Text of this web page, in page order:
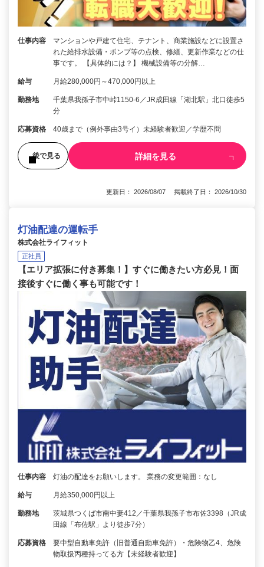
仕事内容
マンションや戸建て住宅、テナント、商業施設などに設置さ
れた給排水設備・ポンプ等の点検、修繕、更新作業などの仕
事です。 【具体的には？】 機械設備等の分解…
給与 月給280,000円～470,000円以上
勤務地
千葉県我孫子市中峠1150-6／JR成田線「湖北駅」北口徒歩5
分
応募資格 40歳まで（例外事由3号イ）未経験者歓迎／学歴不問
後で見る 詳細を見る
更新日： 2026/08/07 掲載終了日： 2026/10/30
灯油配達の運転手
株式会社ライフィット
正社員
【エリア拡張に付き募集！】すぐに働きたい方必見！面
接後すぐに働く事も可能です！
仕事内容 灯油の配達をお願いします。 業務の変更範囲：なし
給与 月給350,000円以上
勤務地
茨城県つくば市南中妻412／千葉県我孫子市布佐3398（JR成
田線「布佐駅」より徒歩7分）
応募資格
要中型自動車免許（旧普通自動車免許）・危険物乙4、危険
物取扱丙種持ってる方【未経験者歓迎】